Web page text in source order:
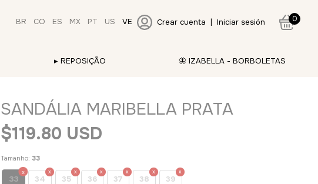
BR CO ES MX PT US VE Crear cuenta Iniciar sesión 0
▸ REPOSIÇÃO 🦋 IZABELLA - BORBOLETAS
SANDÁLIA MARIBELLA PRATA
$119.80 USD
Tamanho: 33
33 34 35 36 37 38 39